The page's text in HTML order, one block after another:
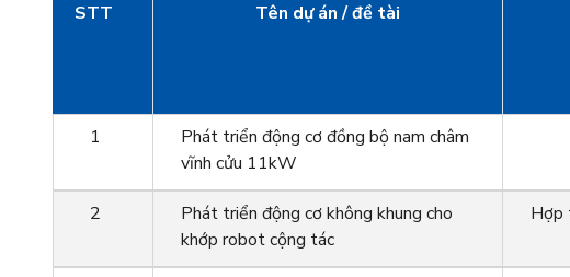
STT Tên dự án / đề tài
1
Phát triển động cơ đồng bộ nam châm
vĩnh cửu 11kW
2
Phát triển động cơ không khung cho
khớp robot cộng tác
Hợp